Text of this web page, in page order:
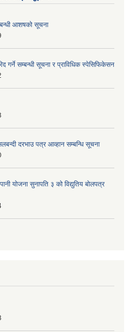
आशषको सूचना
गर्ने सम्बन्धी सूचना र प्राविधिक स्पेसिफिकेसन
दरभाउ पत्र आव्हान सम्बन्धि सूचना
योजना सुनापति ३ को विद्युतिय बोलपत्र